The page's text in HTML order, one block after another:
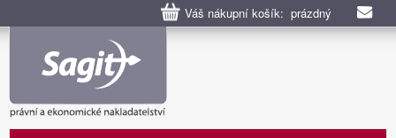
Váš nákupní košík: prázdný